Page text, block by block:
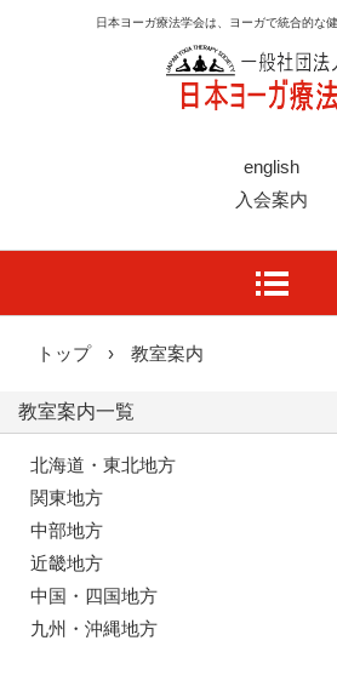
日本ヨーガ療法学会は、ヨーガで統合的な
english
入会案内
トップ › 教室案内
教室案内一覧
北海道・東北地方
関東地方
中部地方
近畿地方
中国・四国地方
九州・沖縄地方